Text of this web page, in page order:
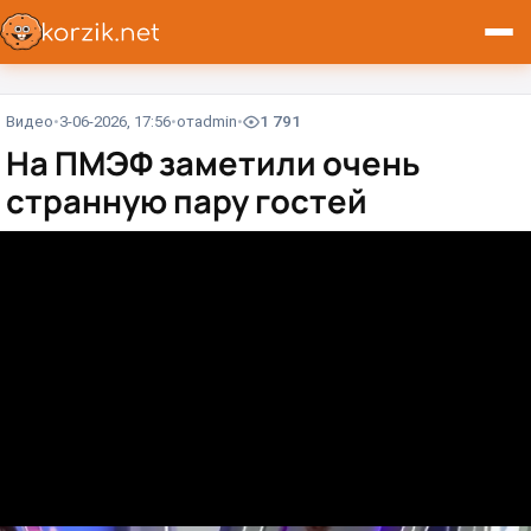
Видео 3-06-2026, 17:56 отadmin 1 791
На ПМЭФ заметили очень
странную пару гостей